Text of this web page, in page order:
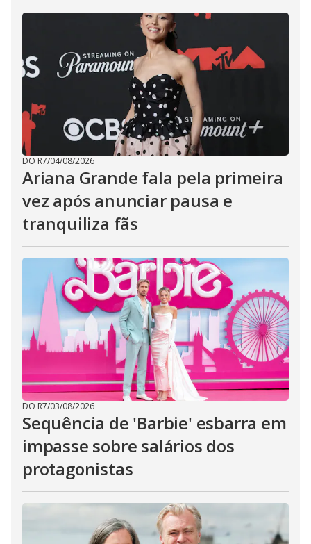
DO R7/04/08/2026
Ariana Grande fala pela primeira
vez após anunciar pausa e
tranquiliza fãs
DO R7/03/08/2026
Sequência de 'Barbie' esbarra em
impasse sobre salários dos
protagonistas